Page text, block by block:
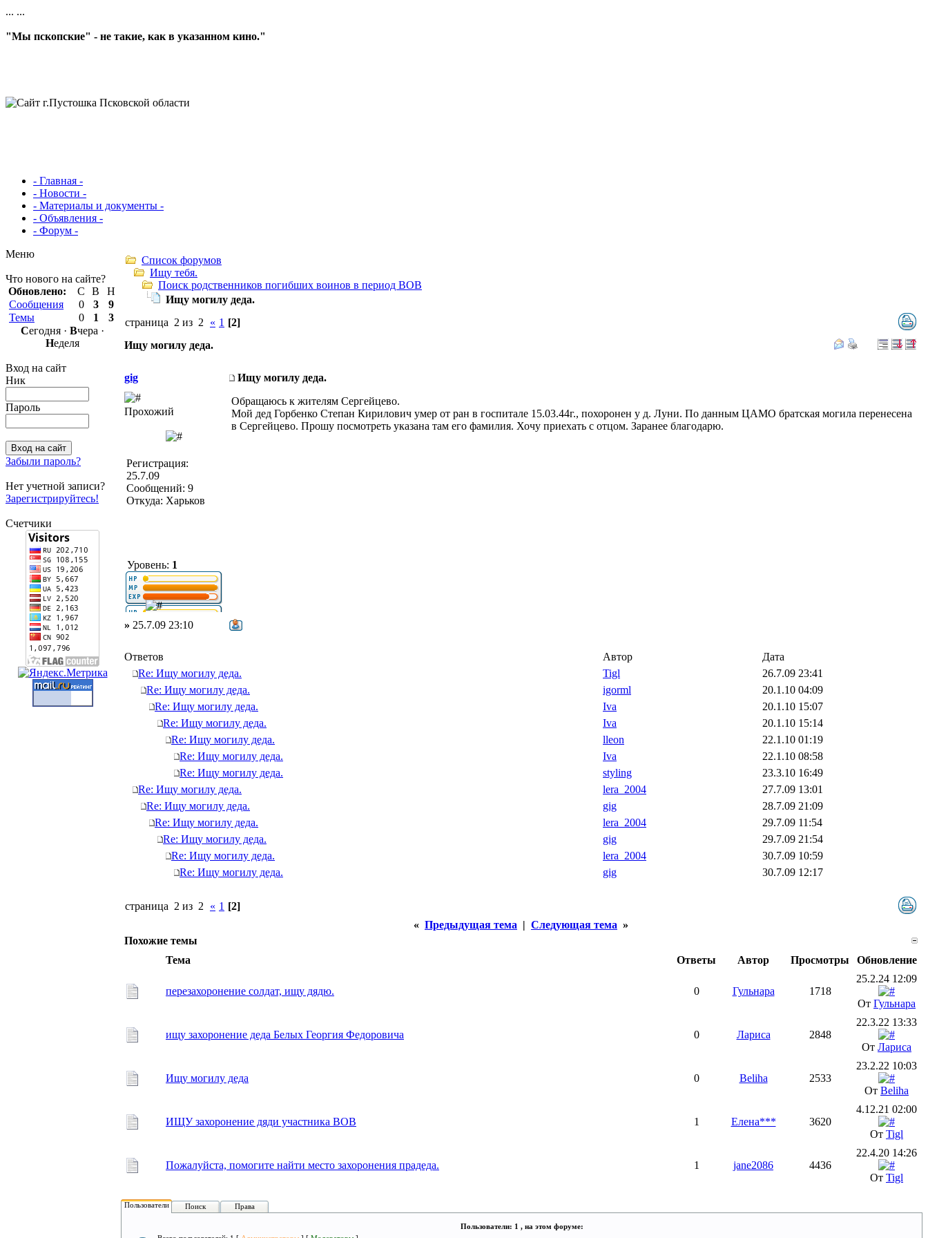
... ...
"Мы пскопские" - не такие, как в указанном кино."
- Главная -
- Новости -
- Материалы и документы -
- Объявления -
- Форум -
Меню
Что нового на сайте?
Обновлено:
С В
Н
Сообщения
0 3
9
Темы
0 1
3
Сегодня · Вчера ·
Неделя
Вход на сайт
Ник
Пароль
Забыли пароль?
Нет учетной записи?
Зарегистрируйтесь!
Счетчики
Список форумов
Ищу тебя.
Поиск родственников погибших воинов в период ВОВ
Ищу могилу деда.
страница 2 из 2
« 1 [2]
Ищу могилу деда.
gig Ищу могилу деда.
Прохожий
Регистрация:
25.7.09
Сообщений: 9
Откуда: Харьков
Уровень: 1
Обращаюсь к жителям Сергейцево.
Мой дед Горбенко Степан Кирилович умер от ран в госпитале 15.03.44г., похоронен у д. Луни. По данным ЦАМО братская могила перенесена
в Сергейцево. Прошу посмотреть указана там его фамилия. Хочу приехать с отцом. Заранее благодарю.
» 25.7.09 23:10
Ответов Автор
Дата
Re: Ищу могилу деда.
Tigl
26.7.09 23:41
Re: Ищу могилу деда.
igorml
20.1.10 04:09
Re: Ищу могилу деда.
Iva
20.1.10 15:07
Re: Ищу могилу деда.
Iva
20.1.10 15:14
Re: Ищу могилу деда.
lleon
22.1.10 01:19
Re: Ищу могилу деда.
Iva
22.1.10 08:58
Re: Ищу могилу деда.
styling
23.3.10 16:49
Re: Ищу могилу деда.
lera_2004
27.7.09 13:01
Re: Ищу могилу деда.
gig
28.7.09 21:09
Re: Ищу могилу деда.
lera_2004
29.7.09 11:54
Re: Ищу могилу деда.
gig
29.7.09 21:54
Re: Ищу могилу деда.
lera_2004
30.7.09 10:59
Re: Ищу могилу деда.
gig 30.7.09 12:17
страница 2 из 2 « 1 [2]
« Предыдущая тема | Следующая тема »
Похожие темы
Тема
Ответы Автор Просмотры Обновление
перезахоронение солдат, ищу дядю. 0 Гульнара 1718
25.2.24 12:09
От Гульнара
ищу захоронение деда Белых Георгия Федоровича 0 Лариса 2848
22.3.22 13:33
От Лариса
Ищу могилу деда 0 Beliha 2533
23.2.22 10:03
От Beliha
ИЩУ захоронение дяди участника ВОВ 1 Елена*** 3620
4.12.21 02:00
От Tigl
Пожалуйста, помогите найти место захоронения прадеда. 1 jane2086 4436
22.4.20 14:26
От Tigl
Пользователи Поиск Права
Пользователи: 1 , на этом форуме: